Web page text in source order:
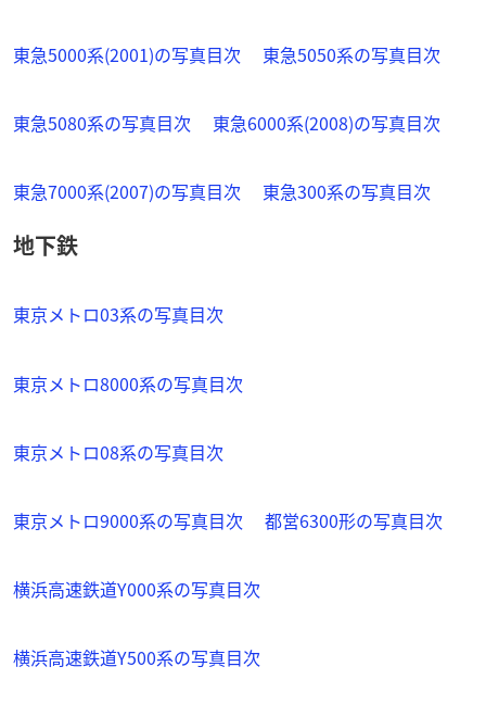
東急5000系(2001)の写真目次 東急5050系の写真目次
東急5080系の写真目次 東急6000系(2008)の写真目次
東急7000系(2007)の写真目次 東急300系の写真目次
地下鉄
東京メトロ03系の写真目次
東京メトロ8000系の写真目次
東京メトロ08系の写真目次
東京メトロ9000系の写真目次 都営6300形の写真目次
横浜高速鉄道Y000系の写真目次
横浜高速鉄道Y500系の写真目次